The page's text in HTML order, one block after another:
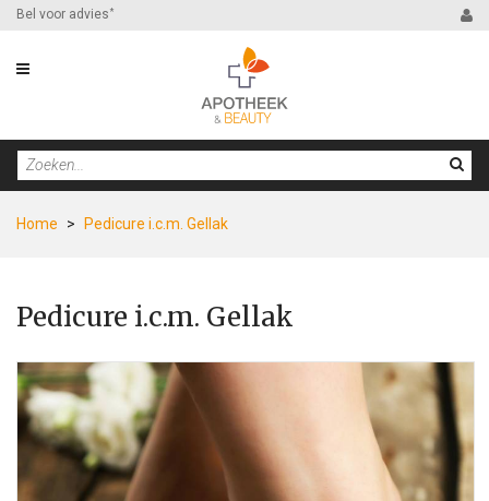
Bel voor advies *
Home > Pedicure i.c.m. Gellak
Pedicure i.c.m. Gellak